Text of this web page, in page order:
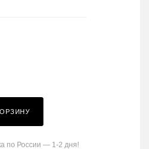
по России — 1-2 дня!